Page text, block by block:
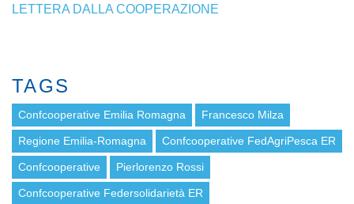
LETTERA DALLA COOPERAZIONE
TAGS
Confcooperative Emilia Romagna Francesco Milza
Regione Emilia-Romagna Confcooperative FedAgriPesca ER
Confcooperative Pierlorenzo Rossi
Confcooperative Federsolidarietà ER